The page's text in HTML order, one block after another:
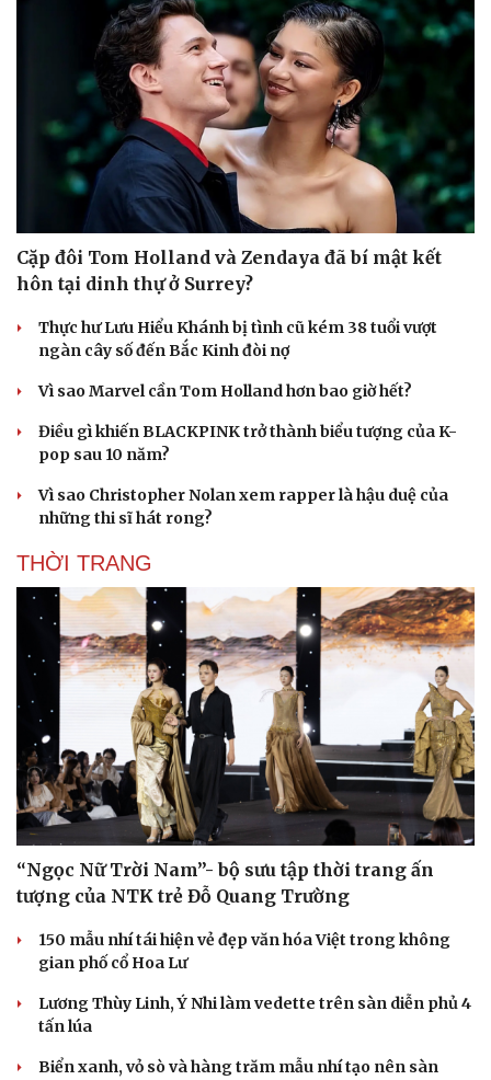
Cặp đôi Tom Holland và Zendaya đã bí mật kết
hôn tại dinh thự ở Surrey?
Thực hư Lưu Hiểu Khánh bị tình cũ kém 38 tuổi vượt
ngàn cây số đến Bắc Kinh đòi nợ
Vì sao Marvel cần Tom Holland hơn bao giờ hết?
Điều gì khiến BLACKPINK trở thành biểu tượng của K-
pop sau 10 năm?
Vì sao Christopher Nolan xem rapper là hậu duệ của
những thi sĩ hát rong?
THỜI TRANG
“Ngọc Nữ Trời Nam”- bộ sưu tập thời trang ấn
tượng của NTK trẻ Đỗ Quang Trường
150 mẫu nhí tái hiện vẻ đẹp văn hóa Việt trong không
gian phố cổ Hoa Lư
Lương Thùy Linh, Ý Nhi làm vedette trên sàn diễn phủ 4
tấn lúa
Biển xanh, vỏ sò và hàng trăm mẫu nhí tạo nên sàn